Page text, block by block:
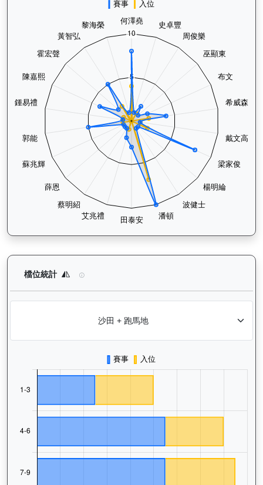
檔位統計 精彩勇士（D387）— 檔位統計分析：查看馬匹